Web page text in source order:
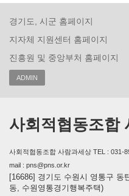
경기도, 시군 홈페이지
지자체 지원센터 홈페이지
진흥원 및 중앙부처 홈페이지
ADMIN
사회적협동조합
사회적협동조합 사람과세상 TEL : 031-
mail : pns@pns.or.kr
[16686] 경기도 수원시 영통구 동
동, 수원영통경기행복주택)